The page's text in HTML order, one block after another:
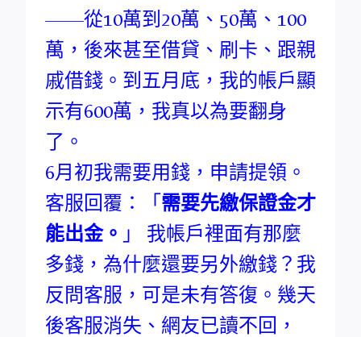
——從10萬到20萬、50萬、100
萬，後來甚至借貸、刷卡、跟親
戚借錢。到五月底，我的帳戶顯
示有600萬，我真以為要翻身
了。
6月初我需要用錢，申請提領。
客服回覆：「 需要先繳保證金才
能出金。 」 我帳戶裡面有那麼
多錢，為什麼還要另外繳錢？我
反問客服，可是未有答復。幾天
後客服消失、網友已讀不回，